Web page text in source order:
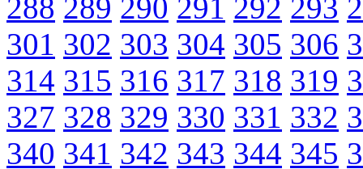
288 289 290 291 292 293
301 302 303 304 305 306
314 315 316 317 318 319
327 328 329 330 331 332
340 341 342 343 344 345